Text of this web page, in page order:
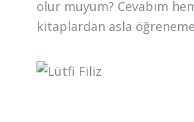
olur muyum? Cevabım
kitaplardan asla